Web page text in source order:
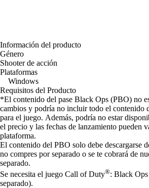
Información del producto
Género
Shooter de acción
Plataformas
Windows
Requisitos del Producto
*El contenido del pase Black Ops (PBO) no
cambios y podría no incluir todo el contenido
para el juego. Además, podría no estar
el precio y las fechas de lanzamiento pueden
plataforma.
El contenido del PBO solo debe descargarse
no compres por separado o se te cobrará de
separado.
Se necesita el juego Call of Duty®: Black
separado).